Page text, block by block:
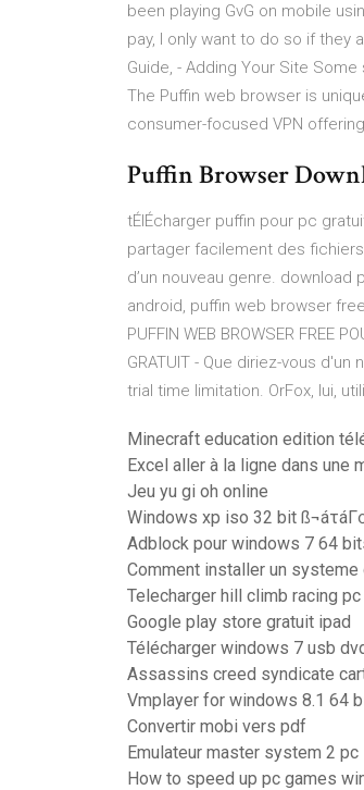
been playing GvG on mobile
pay, I only want to do so if they
Guide, - Adding Your Site
The Puffin web browser is
consumer-focused VPN
Puffin Browser
tÉlÉcharger puffin pour pc
partager facilement des
d’un nouveau genre.
android, puffin web browser
PUFFIN WEB BROWSER FREE
GRATUIT - Que diriez-vous
trial time limitation. OrFox, lui,
Minecraft education edition
Excel aller à la ligne dans une
Jeu yu gi oh online
Windows xp iso 32 bit
Adblock pour windows 7 64
Comment installer un
Telecharger hill climb racing
Google play store gratuit ipad
Télécharger windows 7 usb
Assassins creed syndicate
Vmplayer for windows 8.1 64
Convertir mobi vers pdf
Emulateur master system 2 pc
How to speed up pc games